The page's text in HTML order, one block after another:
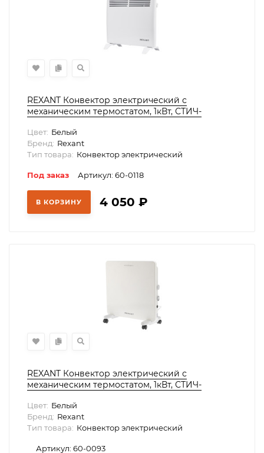
REXANT Конвектор электрический с
механическим термостатом, 1кВт, СТИЧ-
Цвет: Белый
Бренд: Rexant
Тип товара: Конвектор электрический
Под заказ Артикул: 60-0118
В КОРЗИНУ 4 050 ₽
REXANT Конвектор электрический с
меxаническим термостатом, 1кВт, СТИЧ-
Цвет: Белый
Бренд: Rexant
Тип товара: Конвектор электрический
Артикул: 60-0093